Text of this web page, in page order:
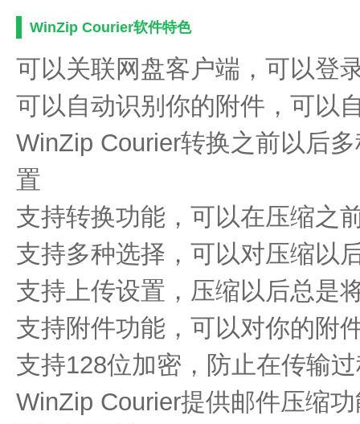
WinZip Courier软件特色
可以关联网盘客户端，可以登
可以自动识别你的附件，可以
WinZip Courier转换之前以后
置
支持转换功能，可以在压缩之
支持多种选择，可以对压缩以
支持上传设置，压缩以后总是
支持附件功能，可以对你的附
支持128位加密，防止在传输
WinZip Courier提供邮件压缩